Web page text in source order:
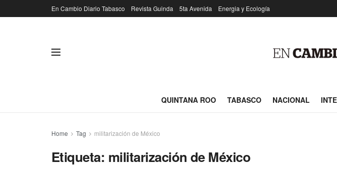
En Cambio Diario Tabasco Revista Guinda 5ta Avenida Energia y Ecología
QUINTANA ROO TABASCO NACIONAL
Home Tag militarización de México
Etiqueta: militarización de México